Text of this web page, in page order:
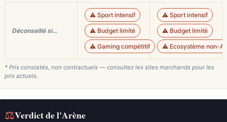
Déconseillé si…
⚠️ Sport intensif
⚠️ Budget limité
⚠️ Gaming compétitif
⚠️ Sport intensif
⚠️ Budget limité
⚠️ Ecosystème non-
* Prix constatés, non contractuels — consultez les sites marchands pour les
prix actuels.
⚖Verdict de l'Arène